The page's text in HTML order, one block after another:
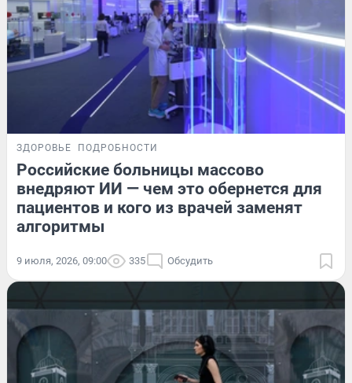
ЗДОРОВЬЕ ПОДРОБНОСТИ
Российские больницы массово
внедряют ИИ — чем это обернется для
пациентов и кого из врачей заменят
алгоритмы
9 июля, 2026, 09:00 335 Обсудить